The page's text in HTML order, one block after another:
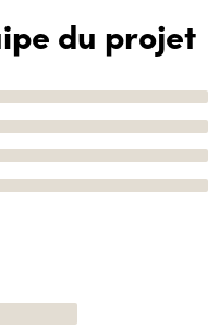
du projet